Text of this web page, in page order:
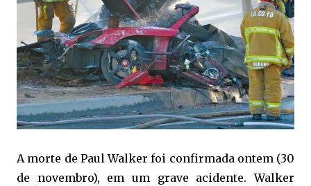
A morte de Paul Walker foi confirmada ontem (30
de novembro), em um grave acidente. Walker